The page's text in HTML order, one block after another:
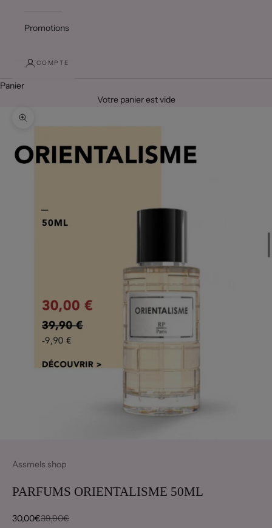
Promotions
COMPTE
Panier
Votre panier est vide
Zoomer sur l'image
Assmels shop
PARFUMS ORIENTALISME 50ML
Prix de vente
30,00€Prix normal
39,90€